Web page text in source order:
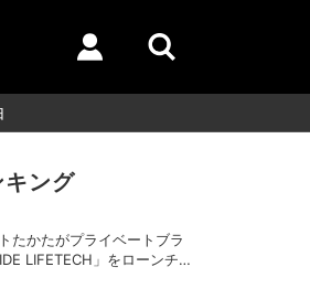
キング
たかたがプライベートブラ
LIFETECH」をローンチ、